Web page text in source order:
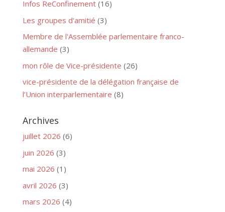
Infos ReConfinement(16)
Les groupes d'amitié (3)
Membre de l'Assemblée parlementaire franco-
allemande (3)
mon rôle de Vice-présidente (26)
vice-présidente de la délégation française de
l’Union interparlementaire (8)
Archives
juillet 2026 (6)
juin 2026 (3)
mai 2026 (1)
avril 2026 (3)
mars 2026 (4)